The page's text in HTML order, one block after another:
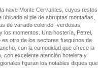
nave Monte Cervantes, cuyos restos
al pie de abruptas montañas,
de variado colorido -verdosas,
momentos. Una hostería, Petrel,
otro de los sectores fueguinos de
con la comodidad que ofrece la
con excelente atención hotelera y
figuran los notables diques que